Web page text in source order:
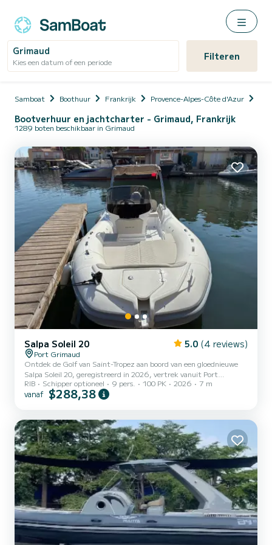
Grimaud
Kies een datum of een periode Filteren
Samboat Boothuur Frankrijk Provence-Alpes-Côte d'Azur
Bootverhuur en jachtcharter - Grimaud, Frankrijk
1289 boten beschikbaar in Grimaud
Salpa Soleil 20 5.0 (4 reviews)
Port Grimaud
Ontdek de Golf van Saint-Tropez aan boord van een gloednieuwe
Salpa Soleil 20, geregistreerd in 2026, vertrek vanuit Port
Grimaud. Waarom kiezen voor deze rubberboot? Omdat het het
comfort van een moderne boot combineert met de stabiliteit en
mooiste stranden in de omgeving te bereiken en elk moment aan
boord te genieten met familie of vrienden. De verfijnde witte
Carbon-kl...
RIB Schipper optioneel 9 pers. 100 PK 2026 7 m
vanaf $288,38